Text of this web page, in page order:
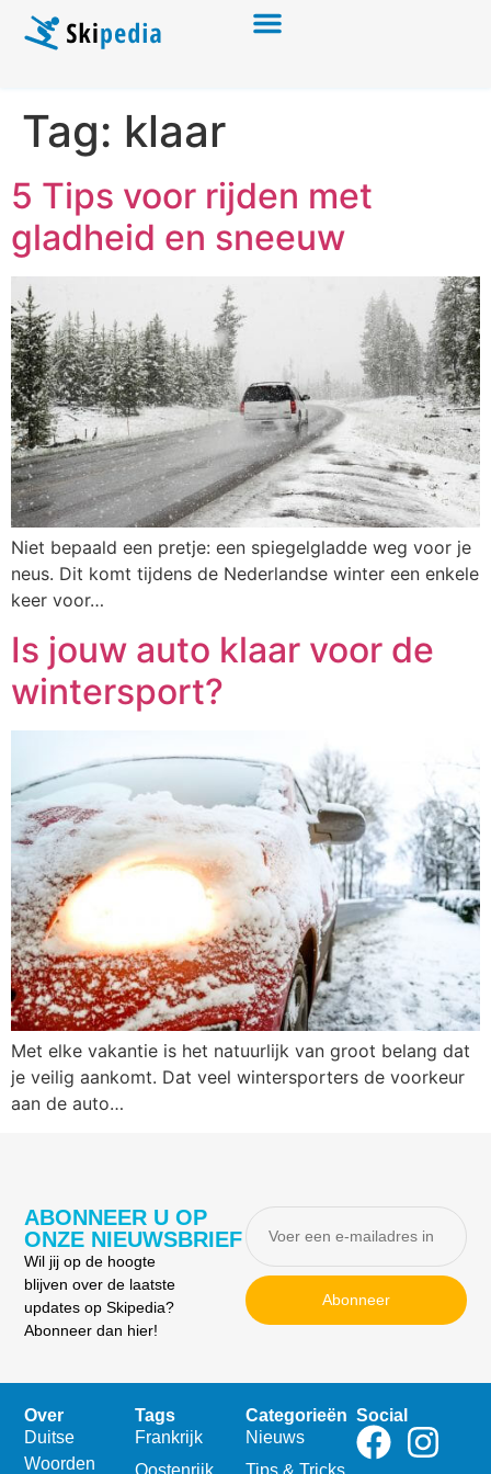
Tag: klaar
5 Tips voor rijden met
gladheid en sneeuw
Niet bepaald een pretje: een spiegelgladde weg voor je
neus. Dit komt tijdens de Nederlandse winter een enkele
keer voor…
Is jouw auto klaar voor de
wintersport?
Met elke vakantie is het natuurlijk van groot belang dat
je veilig aankomt. Dat veel wintersporters de voorkeur
aan de auto…
ABONNEER U OP
ONZE NIEUWSBRIEF
Wil jij op de hoogte
blijven over de laatste
updates op Skipedia?
Abonneer dan hier!
Abonneer
Over
Duitse
Woorden
Tags
Frankrijk
Oostenrijk
Categorieën
Nieuws
Tips & Tricks
Social